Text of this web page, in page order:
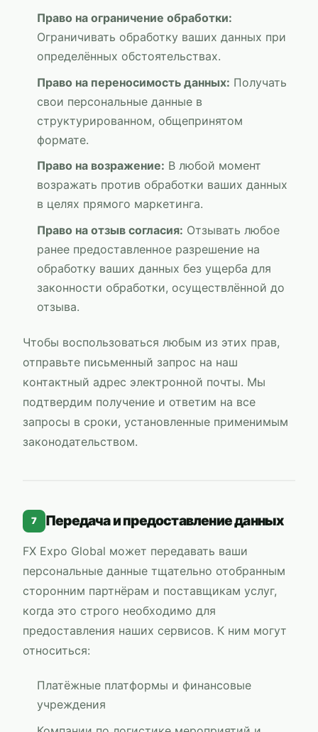
Право на ограничение обработки:
Ограничивать обработку ваших данных при
определённых обстоятельствах.
Право на переносимость данных: Получать
свои персональные данные в
структурированном, общепринятом
формате.
Право на возражение: В любой момент
возражать против обработки ваших данных
в целях прямого маркетинга.
Право на отзыв согласия: Отзывать любое
ранее предоставленное разрешение на
обработку ваших данных без ущерба для
законности обработки, осуществлённой до
отзыва.
Чтобы воспользоваться любым из этих прав,
отправьте письменный запрос на наш
контактный адрес электронной почты. Мы
подтвердим получение и ответим на все
запросы в сроки, установленные применимым
законодательством.
7 Передача и предоставление данных
FX Expo Global может передавать ваши
персональные данные тщательно отобранным
сторонним партнёрам и поставщикам услуг,
когда это строго необходимо для
предоставления наших сервисов. К ним могут
относиться:
Платёжные платформы и финансовые
учреждения